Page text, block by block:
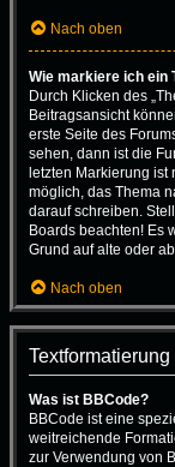
Nach oben
Wie markiere ich ein
Durch Klicken des
Beitragsansicht
erste Seite des
sehen, dann ist die
letzten Markierung
möglich, das Thema
darauf schreiben.
Boards beachten! Es
Grund auf alte oder
Nach oben
Was ist BBCode?
BBCode ist eine
weitreichende
zur Verwendung von